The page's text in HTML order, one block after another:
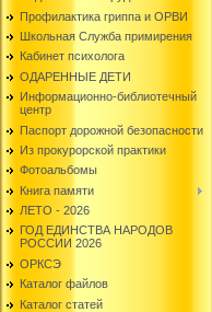
Профилактика гриппа и ОРВИ
Школьная Служба примирения
Кабинет психолога
ОДАРЕННЫЕ ДЕТИ
Информационно-библиотечный
центр
Паспорт дорожной безопасности
Из прокурорской практики
Фотоальбомы
Книга памяти
ЛЕТО - 2026
ГОД ЕДИНСТВА НАРОДОВ
РОССИИ 2026
ОРКСЭ
Каталог файлов
Каталог статей